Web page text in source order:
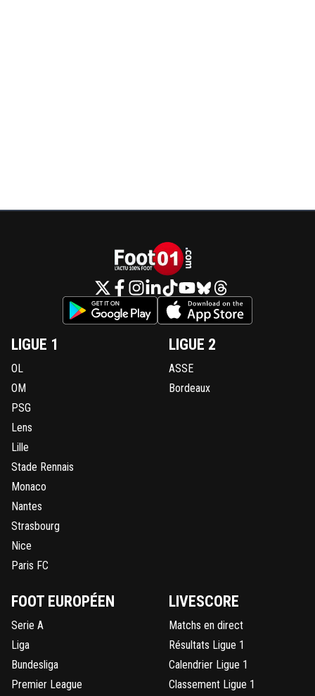
LIGUE 1
OL
OM
PSG
Lens
Lille
Stade Rennais
Monaco
Nantes
Strasbourg
Nice
Paris FC
LIGUE 2
ASSE
Bordeaux
FOOT EUROPÉEN
Serie A
Liga
Bundesliga
Premier League
LIVESCORE
Matchs en direct
Résultats Ligue 1
Calendrier Ligue 1
Classement Ligue 1